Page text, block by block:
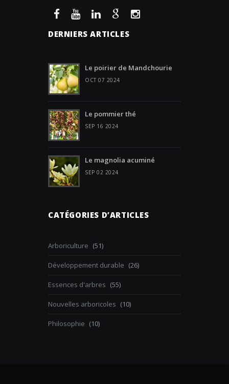
DERNIERS ARTICLES
Le poirier de Mandchourie
OCT 07 2024
Le pommier thé
SEP 16 2024
Le magnolia acuminé
SEP 02 2024
CATÉGORIES D’ARTICLES
Arboriculture (51)
Développement durable (26)
Essences d'arbres (55)
Nouvelles arboricoles (10)
Philosophie (10)